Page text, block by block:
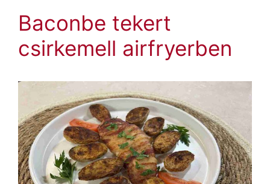
Baconbe tekert
csirkemell airfryerben